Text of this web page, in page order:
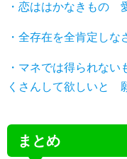
・恋ははかなきもの
・全存在を全肯定しな
・マネでは得られな
くさんして欲しいと
まとめ